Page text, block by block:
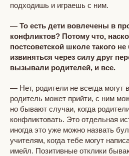
подходишь и играешь с ним.
— То есть дети вовлечены в
конфликтов? Потому что,
постсоветской школе такого
извиняться через силу друг
вызывали родителей, и все.
— Нет, родители не всегда могут
родитель может прийти, с ним
но бывают случаи, когда
конфликтовать. Это отдельная
иногда это уже можно назвать
учителям, когда тебе могут
имейл. Позитивные отклики